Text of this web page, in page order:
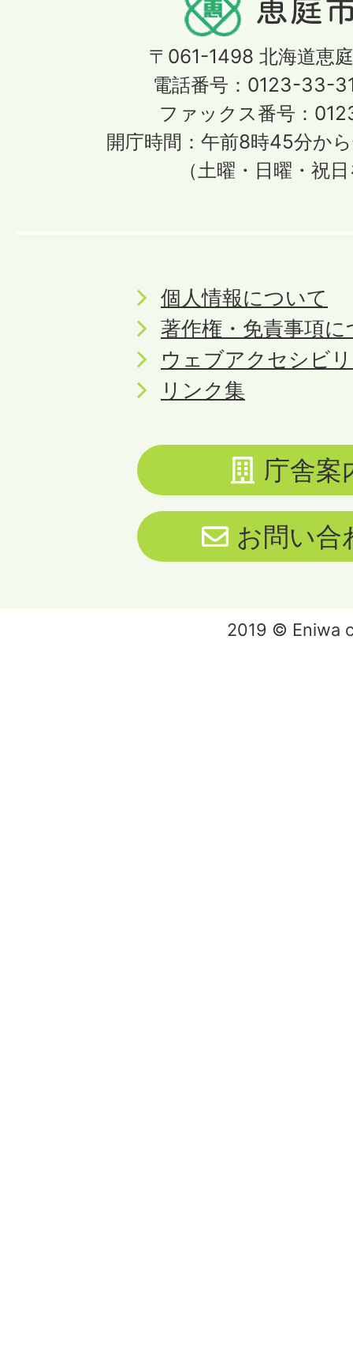
〒061-1498 北海道恵
電話番号：0123-33-
ファックス番号：
開庁時間：午前8時45分か
（土曜・日曜・祝
個人情報について
著作権・免責事項
ウェブアクセシビ
リンク集
庁舎案
お問い合
2019 © Eniwa